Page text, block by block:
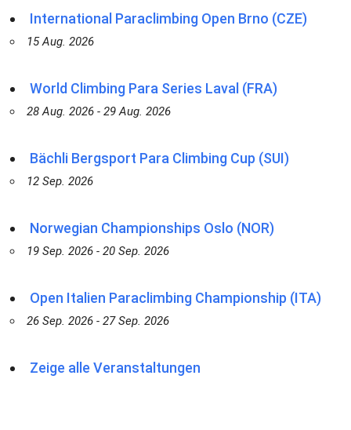
International Paraclimbing Open Brno (CZE)
15 Aug. 2026
World Climbing Para Series Laval (FRA)
28 Aug. 2026 - 29 Aug. 2026
Bächli Bergsport Para Climbing Cup (SUI)
12 Sep. 2026
Norwegian Championships Oslo (NOR)
19 Sep. 2026 - 20 Sep. 2026
Open Italien Paraclimbing Championship (ITA)
26 Sep. 2026 - 27 Sep. 2026
Zeige alle Veranstaltungen